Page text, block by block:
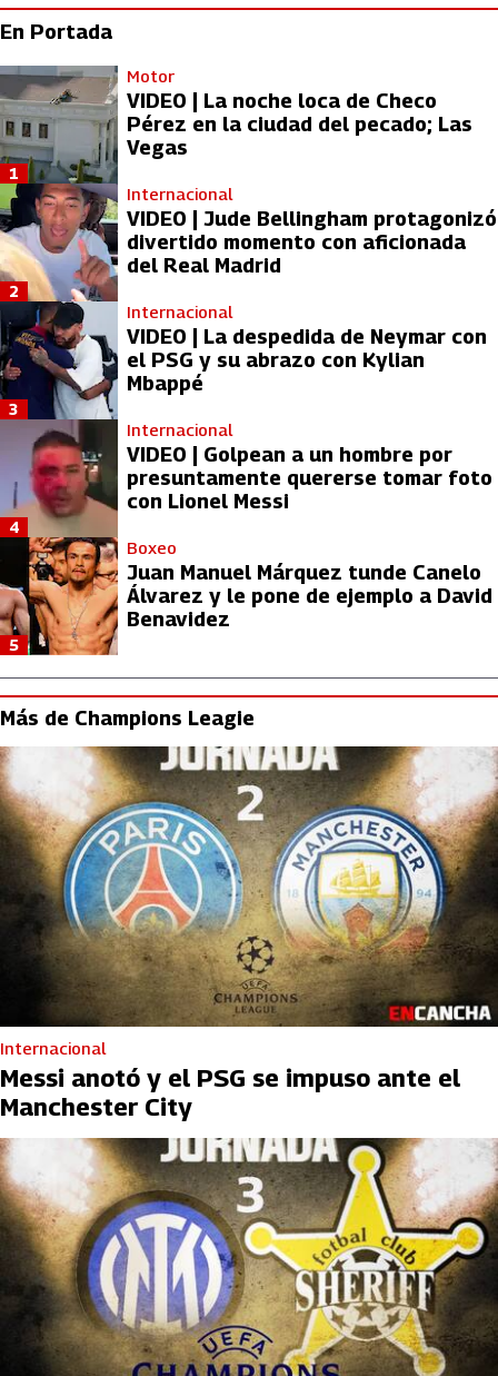
En Portada
Motor
VIDEO | La noche loca de Checo
Pérez en la ciudad del pecado; Las
Vegas
1
Internacional
VIDEO | Jude Bellingham protagonizó
divertido momento con aficionada
del Real Madrid
2
Internacional
VIDEO | La despedida de Neymar con
el PSG y su abrazo con Kylian
Mbappé
3
Internacional
VIDEO | Golpean a un hombre por
presuntamente quererse tomar foto
con Lionel Messi
4
Boxeo
Juan Manuel Márquez tunde Canelo
Álvarez y le pone de ejemplo a David
Benavidez
5
Más de Champions Leagie
Internacional
Messi anotó y el PSG se impuso ante el
Manchester City